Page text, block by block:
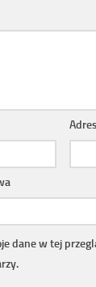
dane w tej